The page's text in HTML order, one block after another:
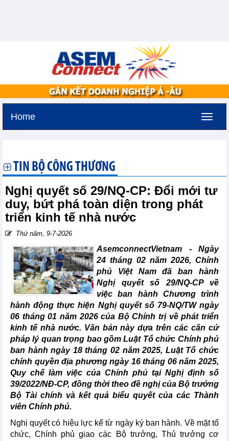
Home
TIN BỘ CÔNG THƯƠNG
Nghị quyết số 29/NQ-CP: Đổi mới tư
duy, bứt phá toàn diện trong phát
triển kinh tế nhà nước
Thứ năm, 9-7-2026
AsemconnectVietnam - Ngày
24 tháng 02 năm 2026, Chính
phủ Việt Nam đã ban hành
Nghị quyết số 29/NQ-CP về
việc ban hành Chương trình
hành động thực hiện Nghị quyết số 79-NQ/TW ngày
06 tháng 01 năm 2026 của Bộ Chính trị về phát triển
kinh tế nhà nước. Văn bản này dựa trên các căn cứ
pháp lý quan trọng bao gồm Luật Tổ chức Chính phủ
ban hành ngày 18 tháng 02 năm 2025, Luật Tổ chức
chính quyền địa phương ngày 16 tháng 06 năm 2025,
Quy chế làm việc của Chính phủ tại Nghị định số
39/2022/NĐ-CP, đồng thời theo đề nghị của Bộ trưởng
Bộ Tài chính và kết quả biểu quyết của các Thành
viên Chính phủ.
Nghị quyết có hiệu lực kể từ ngày ký ban hành. Về mặt tổ
chức, Chính phủ giao các Bộ trưởng, Thủ trưởng cơ